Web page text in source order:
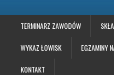
TERMINARZ ZAWODÓW
WYKAZ ŁOWISK EGZAMINY
KONTAKT